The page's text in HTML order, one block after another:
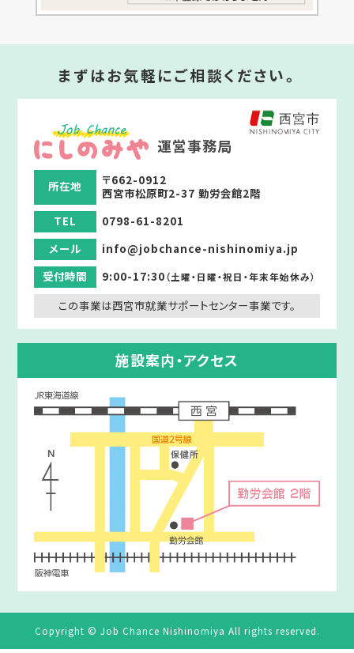
まずはお気軽にご相談ください。
運営事務局
所在地
〒662-0912
西宮市松原町2-37 勤労会館2階
TEL
0798-61-8201
メール
info@jobchance-nishinomiya.jp
受付時間
9:00-17:30（土曜・日曜・祝日・年末年始休み）
この事業は西宮市就業サポートセンター事業です。
施設案内・アクセス
Copyright © Job Chance Nishinomiya All rights reserved.